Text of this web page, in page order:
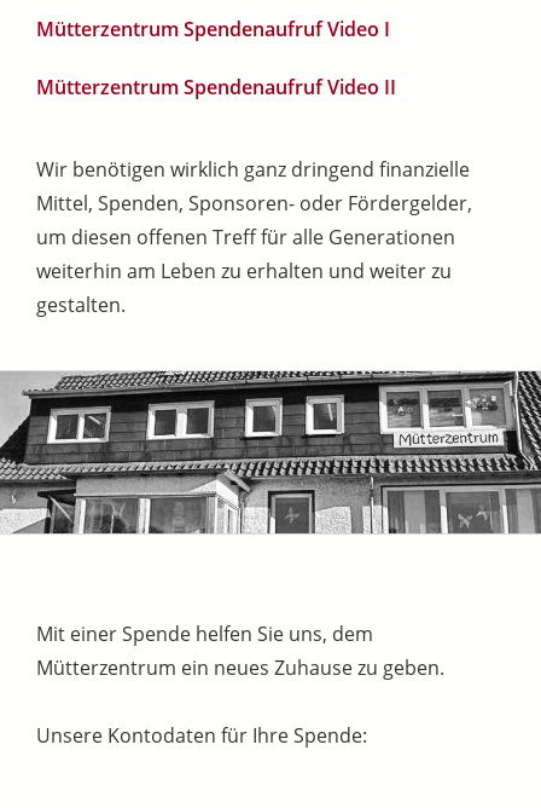
Mütterzentrum Spendenaufruf Video I
Mütterzentrum Spendenaufruf Video II
Wir benötigen wirklich ganz dringend finanzielle
Mittel, Spenden, Sponsoren- oder Fördergelder,
um diesen offenen Treff für alle Generationen
weiterhin am Leben zu erhalten und weiter zu
gestalten.
Mit einer Spende helfen Sie uns, dem
Mütterzentrum ein neues Zuhause zu geben.
Unsere Kontodaten für Ihre Spende: